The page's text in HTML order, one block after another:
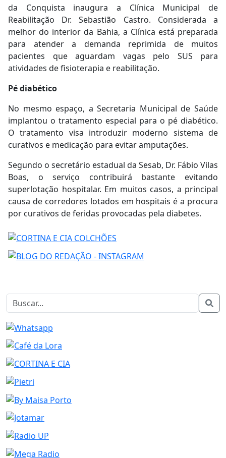
da Conquista inaugura a Clínica Municipal de
Reabilitação Dr. Sebastião Castro. Considerada a
melhor do interior da Bahia, a Clínica está preparada
para atender a demanda reprimida de muitos
pacientes que aguardam vagas pelo SUS para
atividades de fisioterapia e reabilitação.
Pé diabético
No mesmo espaço, a Secretaria Municipal de Saúde
implantou o tratamento especial para o pé diabético.
O tratamento visa introduzir moderno sistema de
curativos e medicação para evitar amputações.
Segundo o secretário estadual da Sesab, Dr. Fábio Vilas
Boas, o serviço contribuirá bastante evitando
superlotação hospitalar. Em muitos casos, a principal
causa de corredores lotados em hospitais é a procura
por curativos de feridas provocadas pela diabetes.